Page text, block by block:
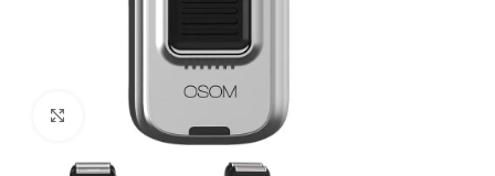
Spustelėkite norėdami padidinti